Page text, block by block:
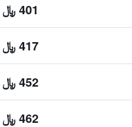
401 ﷼
417 ﷼
452 ﷼
462 ﷼